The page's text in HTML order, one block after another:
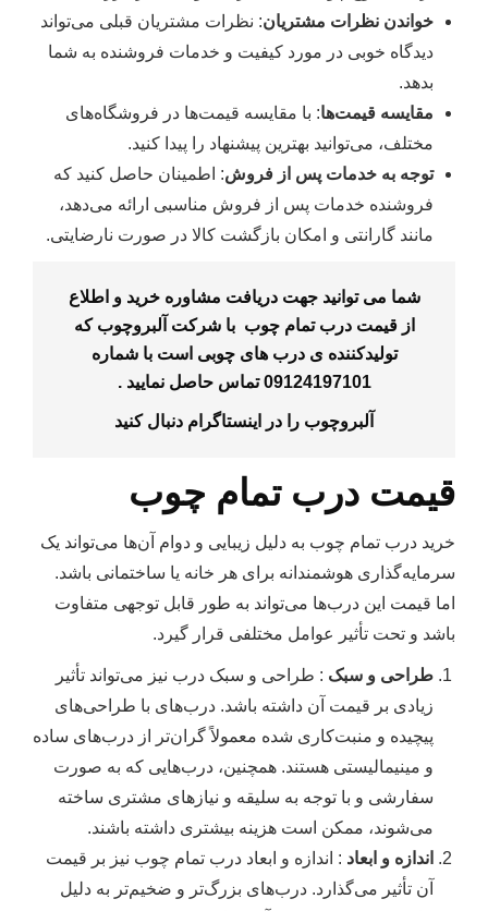
خواندن نظرات مشتریان: نظرات مشتریان قبلی می‌تواند
دیدگاه خوبی در مورد کیفیت و خدمات فروشنده به شما
بدهد.
مقایسه قیمت‌ها: با مقایسه قیمت‌ها در فروشگاه‌های
مختلف، می‌توانید بهترین پیشنهاد را پیدا کنید.
توجه به خدمات پس از فروش: اطمینان حاصل کنید که
فروشنده خدمات پس از فروش مناسبی ارائه می‌دهد،
مانند گارانتی و امکان بازگشت کالا در صورت نارضایتی.
شما می توانید جهت دریافت مشاوره خرید و اطلاع
از قیمت درب تمام چوب با شرکت آلبروچوب که
تولیدکننده ی درب های چوبی است با شماره
09124197101تماس حاصل نمایید .
آلبروچوب را در اینستاگرام دنبال کنید
قیمت درب تمام چوب
خرید درب تمام چوب به دلیل زیبایی و دوام آن‌ها می‌تواند یک
سرمایه‌گذاری هوشمندانه برای هر خانه یا ساختمانی باشد.
اما قیمت این درب‌ها می‌تواند به طور قابل توجهی متفاوت
باشد و تحت تأثیر عوامل مختلفی قرار گیرد.
طراحی و سبک : طراحی و سبک درب نیز می‌تواند تأثیر
زیادی بر قیمت آن داشته باشد. درب‌های با طراحی‌های
پیچیده و منبت‌کاری شده معمولاً گران‌تر از درب‌های ساده
و مینیمالیستی هستند. همچنین، درب‌هایی که به صورت
سفارشی و با توجه به سلیقه و نیازهای مشتری ساخته
می‌شوند، ممکن است هزینه بیشتری داشته باشند.
اندازه و ابعاد : اندازه و ابعاد درب تمام چوب نیز بر قیمت
آن تأثیر می‌گذارد. درب‌های بزرگ‌تر و ضخیم‌تر به دلیل